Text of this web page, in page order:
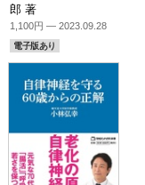
郎 著
1,100円 — 2023.09.28
電子版あり